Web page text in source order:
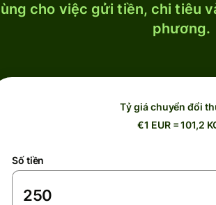
cho việc gửi tiền, chi tiêu
phương.
Tỷ giá chuyển đổi
€1 EUR = 101,2
Số tiền